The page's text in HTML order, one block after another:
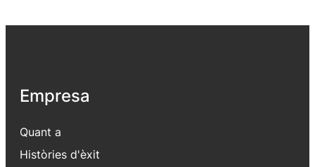
Empresa
Quant a
Històries d'èxit